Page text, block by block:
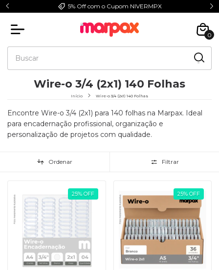
5% Off com o Cupom NIVERMPX
0
Wire-o 3/4 (2x1) 140 Folhas
Início Wire-o 3/4 (2x1) 140 Folhas
Encontre Wire-o 3/4 (2x1) para 140 folhas na Marpax. Ideal
para encadernação profissional, organização e
personalização de projetos com qualidade.
Ordenar Filtrar
25% OFF 25% OFF